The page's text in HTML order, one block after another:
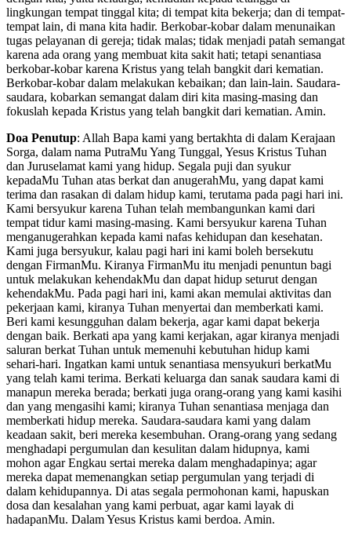
lingkungan tempat tinggal kita; di tempat kita bekerja; dan di tempat-
tempat lain, di mana kita hadir. Berkobar-kobar dalam menunaikan
tugas pelayanan di gereja; tidak malas; tidak menjadi patah semangat
karena ada orang yang membuat kita sakit hati; tetapi senantiasa
berkobar-kobar karena Kristus yang telah bangkit dari kematian.
Berkobar-kobar dalam melakukan kebaikan; dan lain-lain. Saudara-
saudara, kobarkan semangat dalam diri kita masing-masing dan
fokuslah kepada Kristus yang telah bangkit dari kematian. Amin.
Doa Penutup: Allah Bapa kami yang bertakhta di dalam Kerajaan
Sorga, dalam nama PutraMu Yang Tunggal, Yesus Kristus Tuhan
dan Juruselamat kami yang hidup. Segala puji dan syukur
kepadaMu Tuhan atas berkat dan anugerahMu, yang dapat kami
terima dan rasakan di dalam hidup kami, terutama pada pagi hari ini.
Kami bersyukur karena Tuhan telah membangunkan kami dari
tempat tidur kami masing-masing. Kami bersyukur karena Tuhan
menganugerahkan kepada kami nafas kehidupan dan kesehatan.
Kami juga bersyukur, kalau pagi hari ini kami boleh bersekutu
dengan FirmanMu. Kiranya FirmanMu itu menjadi penuntun bagi
untuk melakukan kehendakMu dan dapat hidup seturut dengan
kehendakMu. Pada pagi hari ini, kami akan memulai aktivitas dan
pekerjaan kami, kiranya Tuhan menyertai dan memberkati kami.
Beri kami kesungguhan dalam bekerja, agar kami dapat bekerja
dengan baik. Berkati apa yang kami kerjakan, agar kiranya menjadi
saluran berkat Tuhan untuk memenuhi kebutuhan hidup kami
sehari-hari. Ingatkan kami untuk senantiasa mensyukuri berkatMu
yang telah kami terima. Berkati keluarga dan sanak saudara kami di
manapun mereka berada; berkati juga orang-orang yang kami kasihi
dan yang mengasihi kami; kiranya Tuhan senantiasa menjaga dan
memberkati hidup mereka. Saudara-saudara kami yang dalam
keadaan sakit, beri mereka kesembuhan. Orang-orang yang sedang
menghadapi pergumulan dan kesulitan dalam hidupnya, kami
mohon agar Engkau sertai mereka dalam menghadapinya; agar
mereka dapat memenangkan setiap pergumulan yang terjadi di
dalam kehidupannya. Di atas segala permohonan kami, hapuskan
dosa dan kesalahan yang kami perbuat, agar kami layak di
hadapanMu. Dalam Yesus Kristus kami berdoa. Amin.